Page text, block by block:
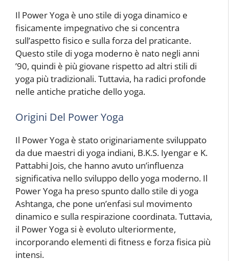
Il Power Yoga è uno stile di yoga dinamico e
fisicamente impegnativo che si concentra
sull’aspetto fisico e sulla forza del praticante.
Questo stile di yoga moderno è nato negli anni
’90, quindi è più giovane rispetto ad altri stili di
yoga più tradizionali. Tuttavia, ha radici profonde
nelle antiche pratiche dello yoga.
Origini Del Power Yoga
Il Power Yoga è stato originariamente sviluppato
da due maestri di yoga indiani, B.K.S. Iyengar e K.
Pattabhi Jois, che hanno avuto un’influenza
significativa nello sviluppo dello yoga moderno. Il
Power Yoga ha preso spunto dallo stile di yoga
Ashtanga, che pone un’enfasi sul movimento
dinamico e sulla respirazione coordinata. Tuttavia,
il Power Yoga si è evoluto ulteriormente,
incorporando elementi di fitness e forza fisica più
intensi.